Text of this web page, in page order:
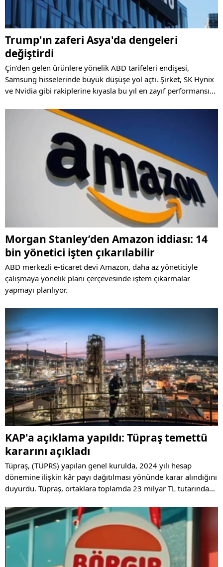
Trump'ın zaferi Asya'da dengeleri
değiştirdi
Çin’den gelen ürünlere yönelik ABD tarifeleri endişesi,
Samsung hisselerinde büyük düşüşe yol açtı. Şirket, SK Hynix
ve Nvidia gibi rakiplerine kıyasla bu yıl en zayıf performansı
Morgan Stanley’den Amazon iddiası: 14
bin yönetici işten çıkarılabilir
ABD merkezli e-ticaret devi Amazon, daha az yöneticiyle
çalışmaya yönelik planı çerçevesinde iştem çıkarmalar
yapmayı planlıyor.
KAP'a açıklama yapıldı: Tüpraş temettü
kararını açıkladı
Tüpraş, (TUPRS) yapılan genel kurulda, 2024 yılı hesap
dönemine ilişkin kâr payı dağıtılması yönünde karar alındığını
duyurdu. Tüpraş, ortaklara toplamda 23 milyar TL tutarında